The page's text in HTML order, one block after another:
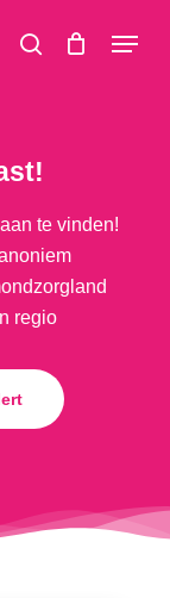
search
Menu
te vinden!
regio